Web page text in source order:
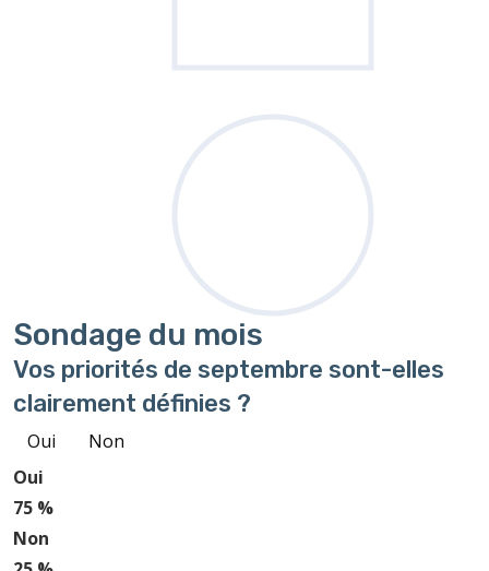
Sondage du mois
Vos priorités de septembre sont-elles
clairement définies ?
Oui
Non
Oui
75 %
Non